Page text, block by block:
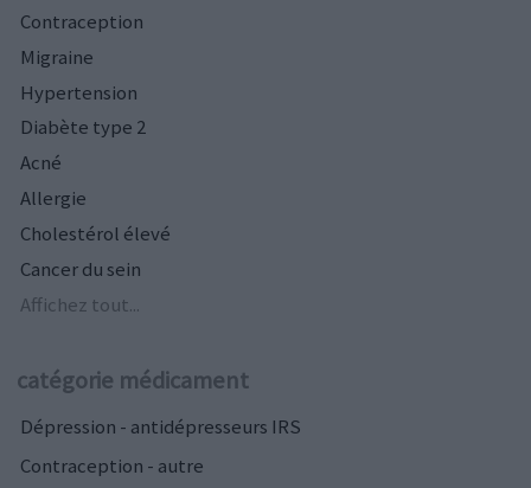
Contraception
Migraine
Hypertension
Diabète type 2
Acné
Allergie
Cholestérol élevé
Cancer du sein
Affichez tout...
catégorie médicament
Dépression - antidépresseurs IRS
Contraception - autre